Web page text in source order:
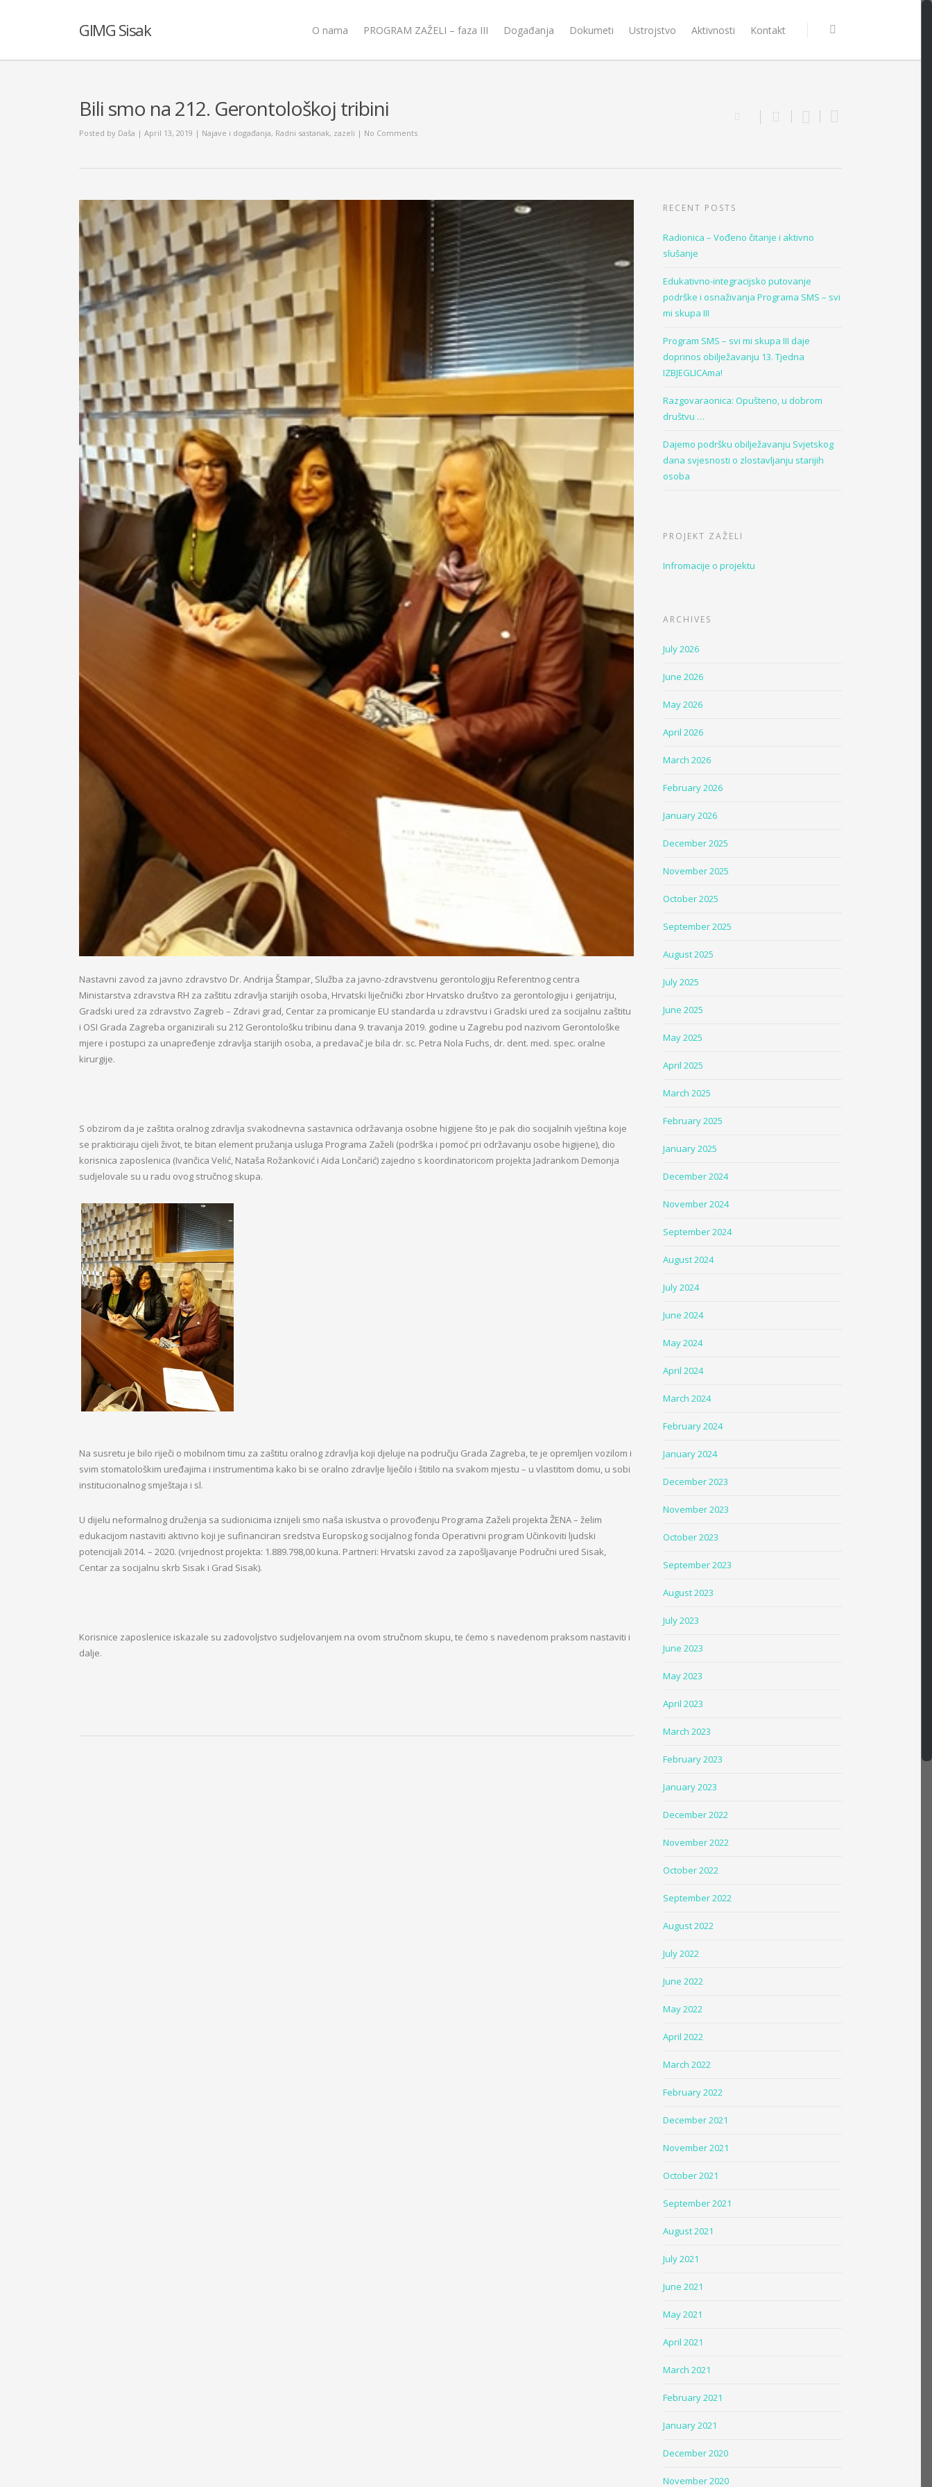
GIMG Sisak O nama PROGRAM ZAŽELI – faza III Događanja Dokumeti Ustrojstvo Aktivnosti Kontakt
Bili smo na 212. Gerontološkoj tribini
Posted by Daša | April 13, 2019 | Najave i događanja, Radni sastanak, zazeli | No Comments
Nastavni zavod za javno zdravstvo Dr. Andrija Štampar, Služba za javno-zdravstvenu gerontologiju Referentnog centra
Ministarstva zdravstva RH za zaštitu zdravlja starijih osoba, Hrvatski liječnički zbor Hrvatsko društvo za gerontologiju i gerijatriju,
Gradski ured za zdravstvo Zagreb – Zdravi grad, Centar za promicanje EU standarda u zdravstvu i Gradski ured za socijalnu zaštitu
i OSI Grada Zagreba organizirali su 212 Gerontološku tribinu dana 9. travanja 2019. godine u Zagrebu pod nazivom Gerontološke
mjere i postupci za unapređenje zdravlja starijih osoba, a predavač je bila dr. sc. Petra Nola Fuchs, dr. dent. med. spec. oralne
kirurgije.
S obzirom da je zaštita oralnog zdravlja svakodnevna sastavnica održavanja osobne higijene što je pak dio socijalnih vještina koje
se prakticiraju cijeli život, te bitan element pružanja usluga Programa Zaželi (podrška i pomoć pri održavanju osobe higijene), dio
korisnica zaposlenica (Ivančica Velić, Nataša Rožanković i Aida Lončarić) zajedno s koordinatoricom projekta Jadrankom Demonja
sudjelovale su u radu ovog stručnog skupa.
Na susretu je bilo riječi o mobilnom timu za zaštitu oralnog zdravlja koji djeluje na području Grada Zagreba, te je opremljen vozilom i
svim stomatološkim uređajima i instrumentima kako bi se oralno zdravlje liječilo i štitilo na svakom mjestu – u vlastitom domu, u sobi
institucionalnog smještaja i sl.
U dijelu neformalnog druženja sa sudionicima iznijeli smo naša iskustva o provođenju Programa Zaželi projekta ŽENA – želim
edukacijom nastaviti aktivno koji je sufinanciran sredstva Europskog socijalnog fonda Operativni program Učinkoviti ljudski
potencijali 2014. – 2020. (vrijednost projekta: 1.889.798,00 kuna. Partneri: Hrvatski zavod za zapošljavanje Područni ured Sisak,
Centar za socijalnu skrb Sisak i Grad Sisak).
Korisnice zaposlenice iskazale su zadovoljstvo sudjelovanjem na ovom stručnom skupu, te ćemo s navedenom praksom nastaviti i
dalje.
RECENT POSTS
Radionica – Vođeno čitanje i aktivno
slušanje
Edukativno-integracijsko putovanje
podrške i osnaživanja Programa SMS – svi
mi skupa III
Program SMS – svi mi skupa III daje
doprinos obilježavanju 13. Tjedna
IZBJEGLICAma!
Razgovaraonica: Opušteno, u dobrom
društvu …
Dajemo podršku obilježavanju Svjetskog
dana svjesnosti o zlostavljanju starijih
osoba
PROJEKT ZAŽELI
Infromacije o projektu
ARCHIVES
July 2026
June 2026
May 2026
April 2026
March 2026
February 2026
January 2026
December 2025
November 2025
October 2025
September 2025
August 2025
July 2025
June 2025
May 2025
April 2025
March 2025
February 2025
January 2025
December 2024
November 2024
September 2024
August 2024
July 2024
June 2024
May 2024
April 2024
March 2024
February 2024
January 2024
December 2023
November 2023
October 2023
September 2023
August 2023
July 2023
June 2023
May 2023
April 2023
March 2023
February 2023
January 2023
December 2022
November 2022
October 2022
September 2022
August 2022
July 2022
June 2022
May 2022
April 2022
March 2022
February 2022
December 2021
November 2021
October 2021
September 2021
August 2021
July 2021
June 2021
May 2021
April 2021
March 2021
February 2021
January 2021
December 2020
November 2020